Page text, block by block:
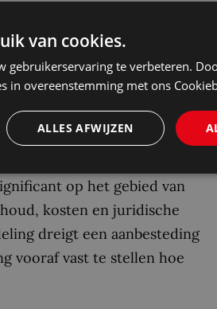
en
vrij is in haar keuze, mits
belang voor overheden
uitsluiting van
toestaat, is extra
op het gebied van
kosten en juridische
dreigt een aanbesteding
vooraf vast te stellen hoe
van cookies.
gebruikerservaring te verbeteren.
in overeenstemming met ons
ALLES AFWIJZEN